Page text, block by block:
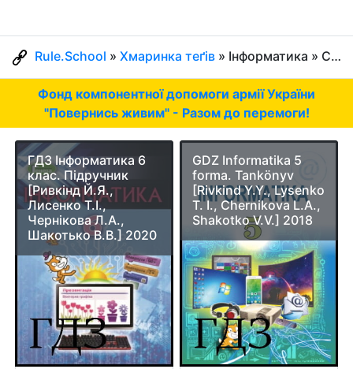
Rule.School » Хмаринка теґів » Інформатика » Сторінка 8
Фонд компонентної допомоги армії України
"Повернись живим" - Разом до перемоги!
ГДЗ Інформатика 6
клас. Підручник
[Ривкінд Й.Я.,
Лисенко Т.І.,
Чернікова Л.А.,
Шакотько В.В.] 2020
GDZ Informatika 5
forma. Tankönyv
[Rivkind Y.Y., Lysenko
T. I., Chernikova L.A.,
Shakotko V.V.] 2018